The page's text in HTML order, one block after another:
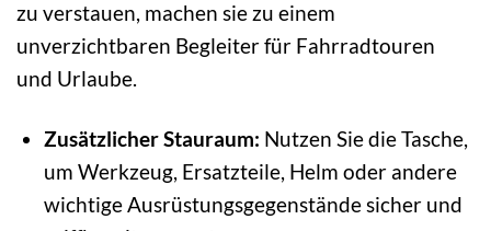
zu verstauen, machen sie zu einem
unverzichtbaren Begleiter für Fahrradtouren
und Urlaube.
Zusätzlicher Stauraum: Nutzen Sie die Tasche,
um Werkzeug, Ersatzteile, Helm oder andere
wichtige Ausrüstungsgegenstände sicher und